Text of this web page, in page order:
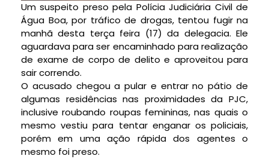
Um suspeito preso pela Polícia Judiciária Civil de
Água Boa, por tráfico de drogas, tentou fugir na
manhã desta terça feira (17) da delegacia. Ele
aguardava para ser encaminhado para realização
de exame de corpo de delito e aproveitou para
sair correndo.
O acusado chegou a pular e entrar no pátio de
algumas residências nas proximidades da PJC,
inclusive roubando roupas femininas, nas quais o
mesmo vestiu para tentar enganar os policiais,
porém em uma ação rápida dos agentes o
mesmo foi preso.